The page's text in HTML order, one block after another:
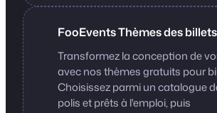
FooEvents Thèmes des billets
Transformez la conception de
avec nos thèmes gratuits pour
Choisissez parmi un catalogue
polis et prêts à l'emploi, puis